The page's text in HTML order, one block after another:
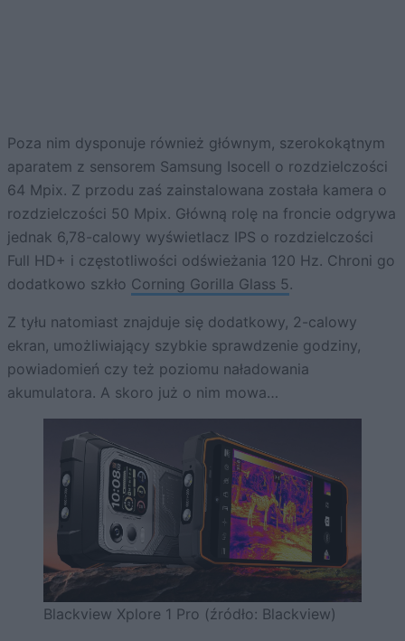
Poza nim dysponuje również głównym, szerokokątnym
aparatem z sensorem Samsung Isocell o rozdzielczości
64 Mpix. Z przodu zaś zainstalowana została kamera o
rozdzielczości 50 Mpix. Główną rolę na froncie odgrywa
jednak 6,78-calowy wyświetlacz IPS o rozdzielczości
Full HD+ i częstotliwości odświeżania 120 Hz. Chroni go
dodatkowo szkło Corning Gorilla Glass 5.
Z tyłu natomiast znajduje się dodatkowy, 2-calowy
ekran, umożliwiający szybkie sprawdzenie godziny,
powiadomień czy też poziomu naładowania
akumulatora. A skoro już o nim mowa…
Blackview Xplore 1 Pro (źródło: Blackview)